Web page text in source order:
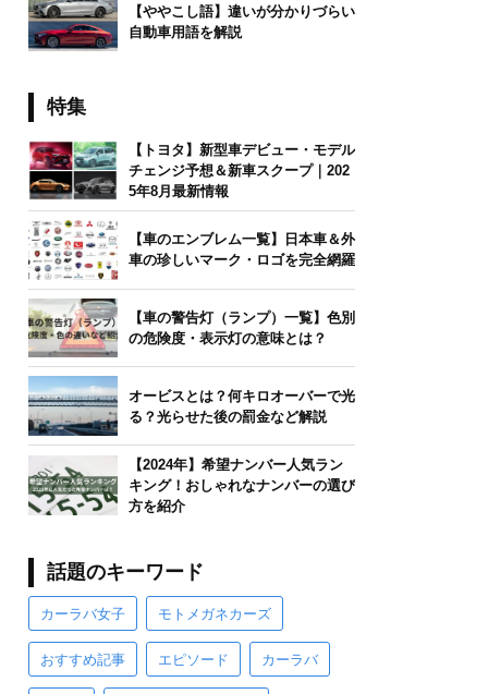
【ややこし語】違いが分かりづらい
自動車用語を解説
特集
【トヨタ】新型車デビュー・モデル
チェンジ予想＆新車スクープ｜202
5年8月最新情報
【車のエンブレム一覧】日本車＆外
車の珍しいマーク・ロゴを完全網羅
【車の警告灯（ランプ）一覧】色別
の危険度・表示灯の意味とは？
オービスとは？何キロオーバーで光
る？光らせた後の罰金など解説
【2024年】希望ナンバー人気ラン
キング！おしゃれなナンバーの選び
方を紹介
話題のキーワード
カーラバ女子 モトメガネカーズ
おすすめ記事 エピソード カーラバ